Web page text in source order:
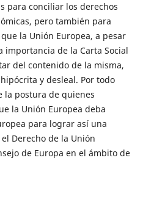
para conciliar los derechos
pero también para
la Unión Europea, a pesar
importancia de la Carta Social
del contenido de la misma,
y desleal. Por todo
la postura de quienes
la Unión Europea deba
para lograr así una
Derecho de la Unión
de Europa en el ámbito de